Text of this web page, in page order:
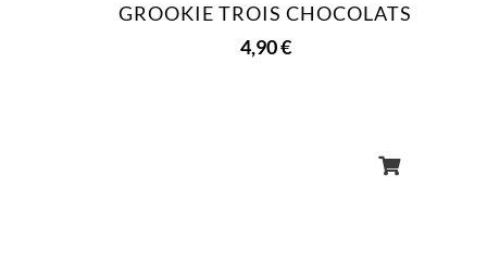
GROOKIE TROIS CHOCOLATS
4,90€